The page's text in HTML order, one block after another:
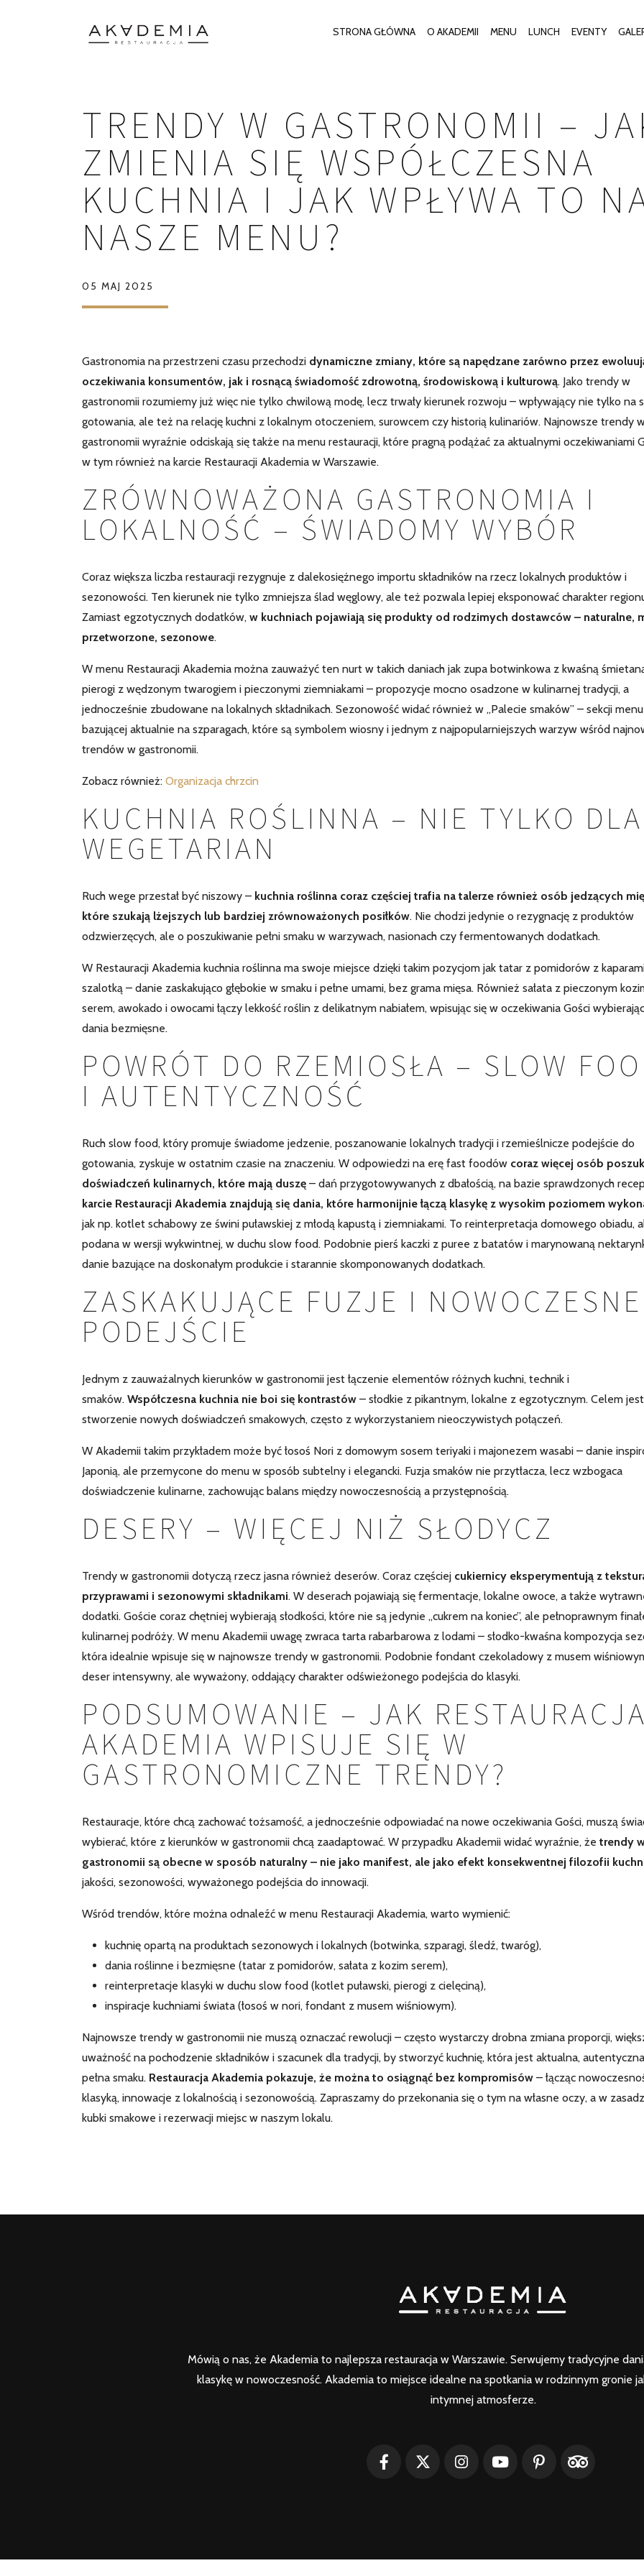
STRONA GŁÓWNA O AKADEMII MENU LUNCH EVENTY
TRENDY W GASTRONOMII –
ZMIENIA SIĘ WSPÓŁCZESNA
KUCHNIA I JAK WPŁYWA TO
NASZE MENU?
05 MAJ 2025
Gastronomia na przestrzeni czasu przechodzi dynamiczne zmiany, które są napędzane zarówno przez
oczekiwania konsumentów, jak i rosnącą świadomość zdrowotną, środowiskową i kulturową. Jako trendy w
gastronomii rozumiemy już więc nie tylko chwilową modę, lecz trwały kierunek rozwoju – wpływający nie tylko na
gotowania, ale też na relację kuchni z lokalnym otoczeniem, surowcem czy historią kulinariów. Najnowsze trendy
gastronomii wyraźnie odciskają się także na menu restauracji, które pragną podążać za aktualnymi oczekiwaniami
w tym również na karcie Restauracji Akademia w Warszawie.
ZRÓWNOWAŻONA GASTRONOMIA I
LOKALNOŚĆ – ŚWIADOMY WYBÓR
Coraz większa liczba restauracji rezygnuje z dalekosiężnego importu składników na rzecz lokalnych produktów i
sezonowości. Ten kierunek nie tylko zmniejsza ślad węglowy, ale też pozwala lepiej eksponować charakter
Zamiast egzotycznych dodatków, w kuchniach pojawiają się produkty od rodzimych dostawców – naturalne,
przetworzone, sezonowe.
W menu Restauracji Akademia można zauważyć ten nurt w takich daniach jak zupa botwinkowa z kwaśną
pierogi z wędzonym twarogiem i pieczonymi ziemniakami – propozycje mocno osadzone w kulinarnej tradycji, a
jednocześnie zbudowane na lokalnych składnikach. Sezonowość widać również w „Palecie smaków” – sekcji menu
bazującej aktualnie na szparagach, które są symbolem wiosny i jednym z najpopularniejszych warzyw wśród
trendów w gastronomii.
Zobacz również: Organizacja chrzcin
KUCHNIA ROŚLINNA – NIE TYLKO DLA
WEGETARIAN
Ruch wege przestał być niszowy – kuchnia roślinna coraz częściej trafia na talerze również osób jedzących
które szukają lżejszych lub bardziej zrównoważonych posiłków. Nie chodzi jedynie o rezygnację z produktów
odzwierzęcych, ale o poszukiwanie pełni smaku w warzywach, nasionach czy fermentowanych dodatkach.
W Restauracji Akademia kuchnia roślinna ma swoje miejsce dzięki takim pozycjom jak tatar z pomidorów z
szalotką – danie zaskakująco głębokie w smaku i pełne umami, bez grama mięsa. Również sałata z pieczonym
serem, awokado i owocami łączy lekkość roślin z delikatnym nabiałem, wpisując się w oczekiwania Gości
dania bezmięsne.
POWRÓT DO RZEMIOSŁA – SLOW
I AUTENTYCZNOŚĆ
Ruch slow food, który promuje świadome jedzenie, poszanowanie lokalnych tradycji i rzemieślnicze podejście do
gotowania, zyskuje w ostatnim czasie na znaczeniu. W odpowiedzi na erę fast foodów coraz więcej osób
doświadczeń kulinarnych, które mają duszę – dań przygotowywanych z dbałością, na bazie sprawdzonych
karcie Restauracji Akademia znajdują się dania, które harmonijnie łączą klasykę z wysokim poziomem
jak np. kotlet schabowy ze świni puławskiej z młodą kapustą i ziemniakami. To reinterpretacja domowego obiadu,
podana w wersji wykwintnej, w duchu slow food. Podobnie pierś kaczki z puree z batatów i marynowaną
danie bazujące na doskonałym produkcie i starannie skomponowanych dodatkach.
ZASKAKUJĄCE FUZJE I NOWOCZESNE
PODEJŚCIE
Jednym z zauważalnych kierunków w gastronomii jest łączenie elementów różnych kuchni, technik i
smaków. Współczesna kuchnia nie boi się kontrastów – słodkie z pikantnym, lokalne z egzotycznym. Celem jest
stworzenie nowych doświadczeń smakowych, często z wykorzystaniem nieoczywistych połączeń.
W Akademii takim przykładem może być łosoś Nori z domowym sosem teriyaki i majonezem wasabi – danie
Japonią, ale przemycone do menu w sposób subtelny i elegancki. Fuzja smaków nie przytłacza, lecz wzbogaca
doświadczenie kulinarne, zachowując balans między nowoczesnością a przystępnością.
DESERY – WIĘCEJ NIŻ SŁODYCZ
Trendy w gastronomii dotyczą rzecz jasna również deserów. Coraz częściej cukiernicy eksperymentują z
przyprawami i sezonowymi składnikami. W deserach pojawiają się fermentacje, lokalne owoce, a także
dodatki. Goście coraz chętniej wybierają słodkości, które nie są jedynie „cukrem na koniec”, ale pełnoprawnym
kulinarnej podróży. W menu Akademii uwagę zwraca tarta rabarbarowa z lodami – słodko-kwaśna kompozycja
która idealnie wpisuje się w najnowsze trendy w gastronomii. Podobnie fondant czekoladowy z musem
deser intensywny, ale wyważony, oddający charakter odświeżonego podejścia do klasyki.
PODSUMOWANIE – JAK RESTAURACJA
AKADEMIA WPISUJE SIĘ W
GASTRONOMICZNE TRENDY?
Restauracje, które chcą zachować tożsamość, a jednocześnie odpowiadać na nowe oczekiwania Gości, muszą
wybierać, które z kierunków w gastronomii chcą zaadaptować. W przypadku Akademii widać wyraźnie, że trendy
gastronomii są obecne w sposób naturalny – nie jako manifest, ale jako efekt konsekwentnej filozofii
jakości, sezonowości, wyważonego podejścia do innowacji.
Wśród trendów, które można odnaleźć w menu Restauracji Akademia, warto wymienić:
kuchnię opartą na produktach sezonowych i lokalnych (botwinka, szparagi, śledź, twaróg),
dania roślinne i bezmięsne (tatar z pomidorów, sałata z kozim serem),
reinterpretacje klasyki w duchu slow food (kotlet puławski, pierogi z cielęciną),
inspiracje kuchniami świata (łosoś w nori, fondant z musem wiśniowym).
Najnowsze trendy w gastronomii nie muszą oznaczać rewolucji – często wystarczy drobna zmiana proporcji,
uważność na pochodzenie składników i szacunek dla tradycji, by stworzyć kuchnię, która jest aktualna,
pełna smaku. Restauracja Akademia pokazuje, że można to osiągnąć bez kompromisów – łącząc
klasyką, innowacje z lokalnością i sezonowością. Zapraszamy do przekonania się o tym na własne oczy, a w
kubki smakowe i rezerwacji miejsc w naszym lokalu.
Mówią o nas, że Akademia to najlepsza restauracja w Warszawie. Serwujemy tradycyjne
klasykę w nowoczesność. Akademia to miejsce idealne na spotkania w rodzinnym gronie
intymnej atmosferze.